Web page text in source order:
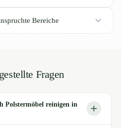
Bereiche
Fragen
Polstermöbel reinigen in